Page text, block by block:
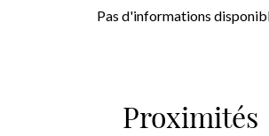
Pas d'informations
Proximités